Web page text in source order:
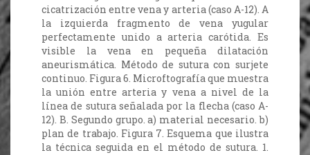
cicatrización entre vena y arteria (caso A-12). A
la izquierda fragmento de vena yugular
perfectamente unido a arteria carótida. Es
visible la vena en pequeña dilatación
aneurismática. Método de sutura con surjete
continuo. Figura 6. Microftografía que muestra
la unión entre arteria y vena a nivel de la
línea de sutura señalada por la flecha (caso A-
12). B. Segundo grupo. a) material necesario. b)
plan de trabajo. Figura 7. Esquema que ilustra
la técnica seguida en el método de sutura. 1.